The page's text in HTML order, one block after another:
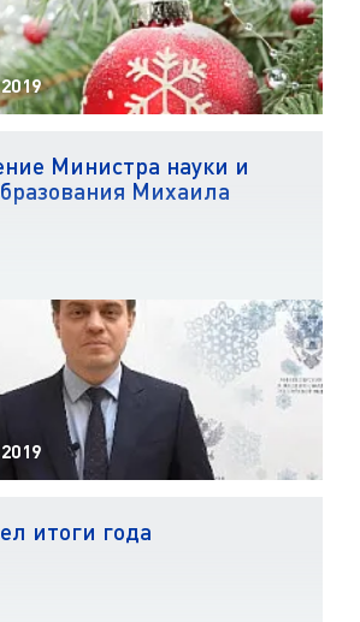
Министра науки и
Михаила
итоги года